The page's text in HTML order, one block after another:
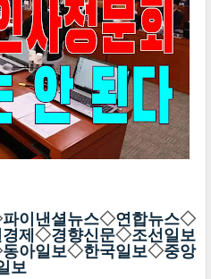
파이낸셜뉴스◇연합뉴스◇
제◇경향신문◇조선일보
동아일보◇한국일보◇중앙
보